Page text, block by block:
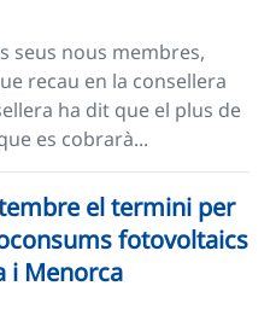
seus nous membres,
recau en la consellera
ha dit que el plus de
es cobrarà...
el termini per
fotovoltaics
i Menorca